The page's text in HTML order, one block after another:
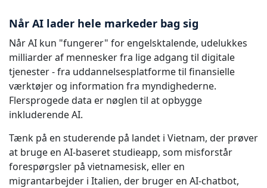
Når AI lader hele markeder bag sig
Når AI kun "fungerer" for engelsktalende, udelukkes
milliarder af mennesker fra lige adgang til digitale
tjenester - fra uddannelsesplatforme til finansielle
værktøjer og information fra myndighederne.
Flersprogede data er nøglen til at opbygge
inkluderende AI.
Tænk på en studerende på landet i Vietnam, der prøver
at bruge en AI-baseret studieapp, som misforstår
forespørgsler på vietnamesisk, eller en
migrantarbejder i Italien, der bruger en AI-chatbot,